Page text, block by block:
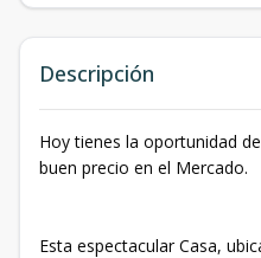
Descripción
Hoy tienes la oportunidad
buen precio en el Mercado.
Esta espectacular Casa,